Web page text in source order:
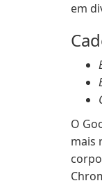
em
O
mais